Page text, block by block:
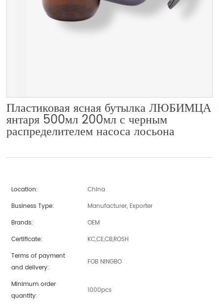
Пластиковая ясная бутылка ЛЮБИМЦА
янтаря 500мл 200мл с черным
распределителем насоса лосьона
Location:
China
Business Type:
Manufacturer, Exporter
Brands:
OEM
Certificate:
KC,CE,CB,ROSH
Terms of payment
and delivery:
FOB NINGBO
Minimum order
quantity:
1000pcs